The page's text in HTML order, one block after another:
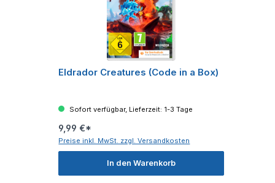
Eldrador Creatures (Code in a Box)
Sofort verfügbar, Lieferzeit: 1-3 Tage
9,99 €*
Preise inkl. MwSt. zzgl. Versandkosten
In den Warenkorb